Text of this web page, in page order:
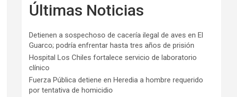
Últimas Noticias
Detienen a sospechoso de cacería ilegal de aves en El
Guarco; podría enfrentar hasta tres años de prisión
Hospital Los Chiles fortalece servicio de laboratorio
clínico
Fuerza Pública detiene en Heredia a hombre requerido
por tentativa de homicidio